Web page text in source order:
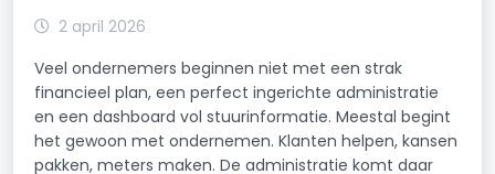
2 april 2026
Veel ondernemers beginnen niet met een strak
financieel plan, een perfect ingerichte administratie
en een dashboard vol stuurinformatie. Meestal begint
het gewoon met ondernemen. Klanten helpen, kansen
pakken, meters maken. De administratie komt daar